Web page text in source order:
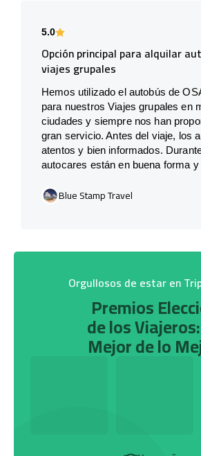
5.0
Opción principal para alquilar
viajes grupales
Hemos utilizado el autobús de
para nuestros Viajes grupales en
ciudades y siempre nos han
gran servicio. Antes del viaje, los
atentos y bien informados.
autocares están en buena forma y
Blue Stamp Travel
Orgullosos de estar en
Premios
de los
Mejor de lo